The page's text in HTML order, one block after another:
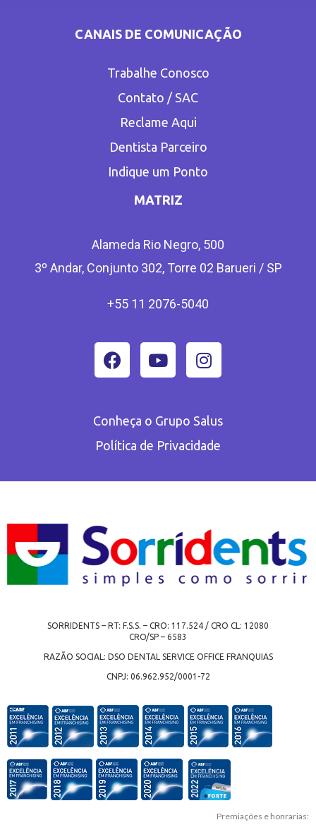
CANAIS DE COMUNICAÇÃO
Trabalhe Conosco
Contato / SAC
Reclame Aqui
Dentista Parceiro
Indique um Ponto
MATRIZ
Alameda Rio Negro, 500
3º Andar, Conjunto 302, Torre 02 Barueri / SP
+55 11 2076-5040
Conheça o Grupo Salus
Política de Privacidade
SORRIDENTS – RT: F.S.S. – CRO: 117.524 / CRO CL: 12080
CRO/SP – 6583
RAZÃO SOCIAL: DSO DENTAL SERVICE OFFICE FRANQUIAS
CNPJ: 06.962.952/0001-72
Premiações e honrarias: